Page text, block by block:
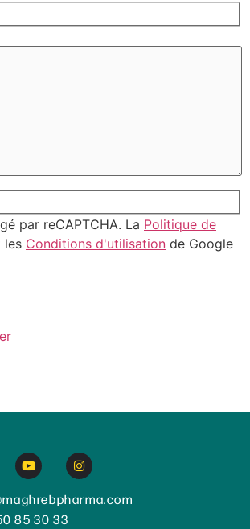
par reCAPTCHA. La Politique de
les Conditions d'utilisation de Google
85 30 33